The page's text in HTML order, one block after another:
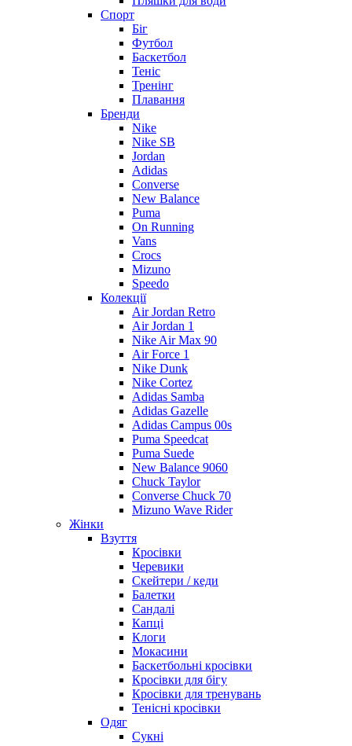
Спорт
Біг
Футбол
Баскетбол
Теніс
Тренінг
Плавання
Бренди
Nike
Nike SB
Jordan
Adidas
Converse
New Balance
Puma
On Running
Vans
Crocs
Mizuno
Speedo
Колекції
Air Jordan Retro
Air Jordan 1
Nike Air Max 90
Air Force 1
Nike Dunk
Nike Cortez
Adidas Samba
Adidas Gazelle
Adidas Campus 00s
Puma Speedcat
Puma Suede
New Balance 9060
Chuck Taylor
Converse Chuck 70
Mizuno Wave Rider
Жінки
Взуття
Кросівки
Черевики
Скейтери / кеди
Балетки
Сандалі
Капці
Клоги
Мокасини
Баскетбольні кросівки
Кросівки для бігу
Кросівки для тренувань
Тенісні кросівки
Одяг
Сукні